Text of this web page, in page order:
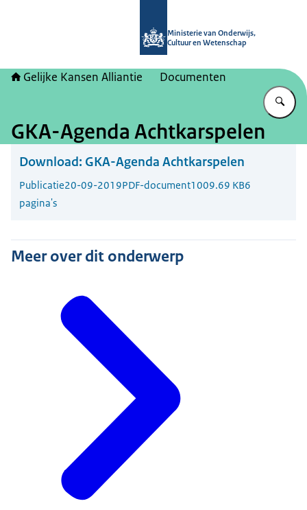
Ministerie van Onderwijs,
Cultuur en Wetenschap
Gelijke Kansen Alliantie Documenten
GKA-Agenda Achtkarspelen
Download: GKA-Agenda Achtkarspelen
Publicatie20-09-2019PDF-document1009.69 KB6
pagina's
Meer over dit onderwerp